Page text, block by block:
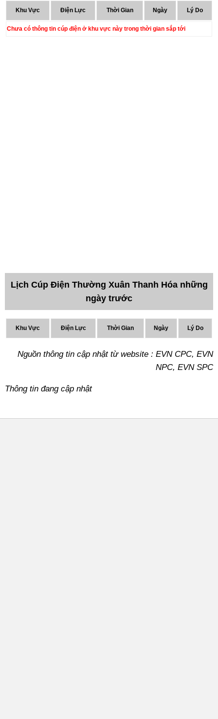
Khu Vực Điện Lực Thời Gian Ngày Lý Do
Chưa có thông tin cúp điện ở khu vực này trong thời gian sắp tới
Lịch Cúp Điện Thường Xuân Thanh Hóa những
ngày trước
Khu Vực Điện Lực Thời Gian Ngày Lý Do
Nguồn thông tin cập nhật từ website : EVN CPC, EVN
NPC, EVN SPC
Thông tin đang cập nhật